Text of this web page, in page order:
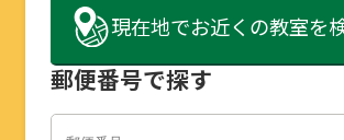
現在地でお近くの教室を
郵便番号で探す